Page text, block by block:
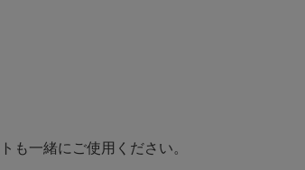
も一緒にご使用ください。